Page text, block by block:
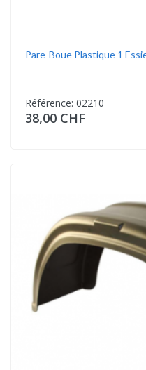
Pare-Boue Plastique 1
Référence: 02210
38,00 CHF